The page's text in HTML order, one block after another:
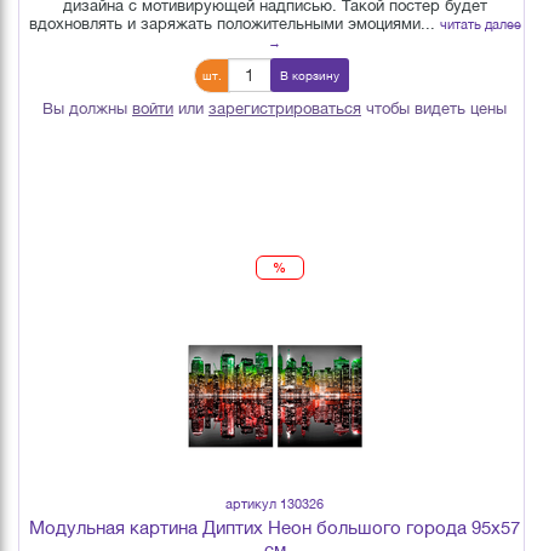
дизайна с мотивирующей надписью. Такой постер будет
вдохновлять и заряжать положительными эмоциями...
читать далее
→
шт. В корзину
Вы должны войти или зарегистрироваться чтобы видеть цены
%
артикул 130326
Модульная картина Диптих Неон большого города 95х57